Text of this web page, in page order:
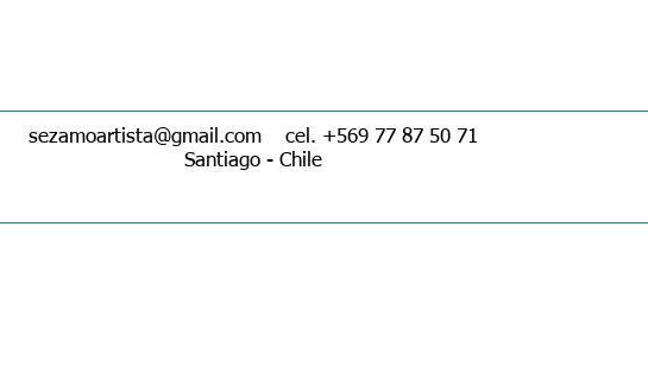
sezamoartista@gmail.com cel. +569 77 87 50 71
Santiago - Chile